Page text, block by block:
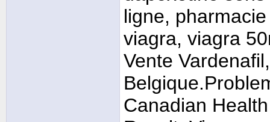
ligne,
viagra, viagra
Vente
Canadian